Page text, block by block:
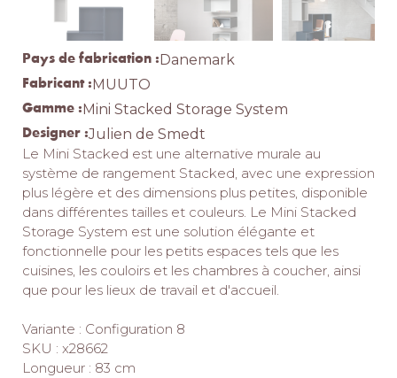
Pays de fabrication :Danemark
Fabricant :MUUTO
Gamme :Mini Stacked Storage System
Designer :Julien de Smedt
Le Mini Stacked est une alternative murale au
système de rangement Stacked, avec une expression
plus légère et des dimensions plus petites, disponible
dans différentes tailles et couleurs. Le Mini Stacked
Storage System est une solution élégante et
fonctionnelle pour les petits espaces tels que les
cuisines, les couloirs et les chambres à coucher, ainsi
que pour les lieux de travail et d'accueil.
Variante : Configuration 8
SKU : x28662
Longueur : 83 cm